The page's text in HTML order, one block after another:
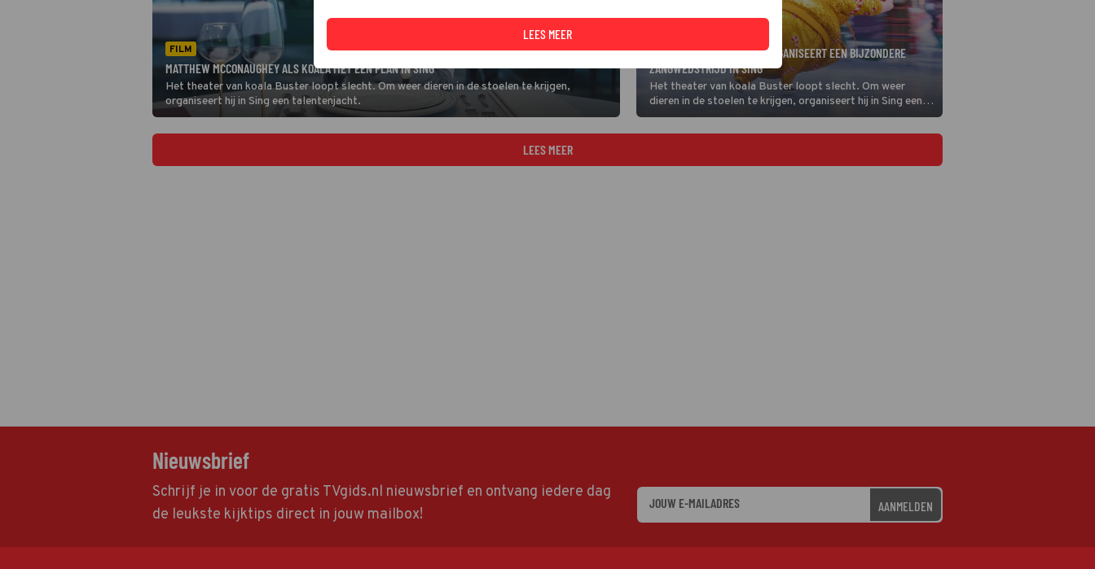
FILM
MATTHEW MCCONAUGHEY ALS KOALA MET EEN PLAN IN SING
Het theater van koala Buster loopt slecht. Om weer dieren in de stoelen te krijgen,
organiseert hij in Sing een talentenjacht.
MATTHEW MCCONAUGHEY ORGANISEERT EEN BIJZONDERE
ZANGWEDSTRIJD IN SING
Het theater van koala Buster loopt slecht. Om weer
dieren in de stoelen te krijgen, organiseert hij in Sing een
talentenjacht.
LEES MEER
Nieuwsbrief
Schrijf je in voor de gratis TVgids.nl nieuwsbrief en ontvang iedere dag
de leukste kijktips direct in jouw mailbox!
AANMELDEN
LEES MEER